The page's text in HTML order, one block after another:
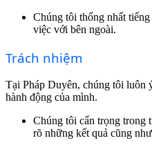
Chúng tôi thống nhất
việc với bên ngoài.
Trách nhiệm
Tại Pháp Duyên, chúng tôi luôn
hành động của mình.
Chúng tôi cẩn trọng trong
rõ những kết quả cũng